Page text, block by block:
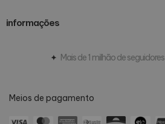
informações
Mais de 1 milhão de seguidores
Meios de pagamento